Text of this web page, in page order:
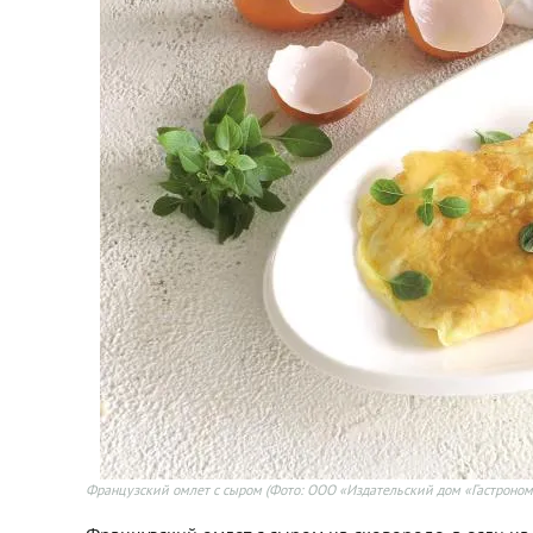
Французский омлет с сыром (Фото: ООО «Издательский дом